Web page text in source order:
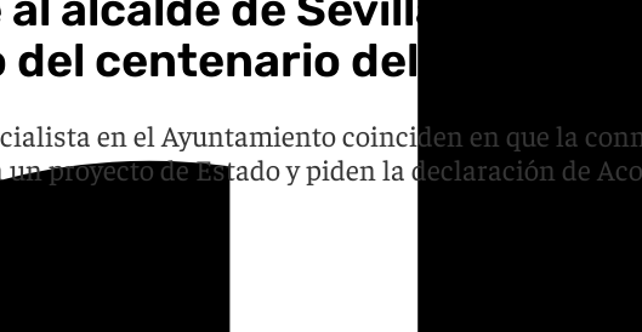
del centenario del 29
en el Ayuntamiento coinciden en que la
un proyecto de Estado y piden la declaración de